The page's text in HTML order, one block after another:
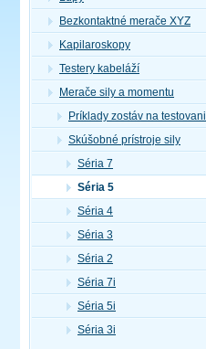
Bezkontaktné merače XYZ
Kapilaroskopy
Testery kabeláží
Merače sily a momentu
Príklady zostáv na
Skúšobné prístroje sily
Séria 7
Séria 5
Séria 4
Séria 3
Séria 2
Séria 7i
Séria 5i
Séria 3i